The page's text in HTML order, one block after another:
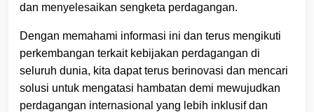
dan menyelesaikan sengketa perdagangan.
Dengan memahami informasi ini dan terus mengikuti
perkembangan terkait kebijakan perdagangan di
seluruh dunia, kita dapat terus berinovasi dan mencari
solusi untuk mengatasi hambatan demi mewujudkan
perdagangan internasional yang lebih inklusif dan